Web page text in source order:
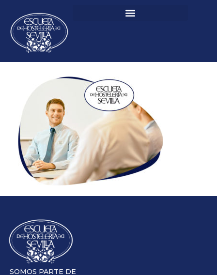
SOMOS PARTE DE